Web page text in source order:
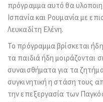
πρόγραμμα αυτό θα
Ισπανία και Ρουμανία με
Λευκαδίτη Ελένη.
Το πρόγραμμα βρίσκεται
τα παιδιά ήδη μοιράζονται
συναισθήματα για τα
συγκινητική η στάση τους
την επεξεργασία των